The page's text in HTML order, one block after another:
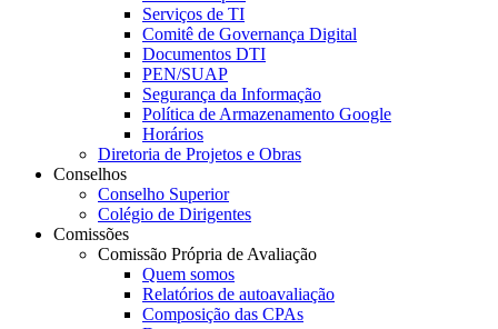
Serviços de TI
Comitê de Governança Digital
Documentos DTI
PEN/SUAP
Segurança da Informação
Política de Armazenamento Google
Horários
Diretoria de Projetos e Obras
Conselhos
Conselho Superior
Colégio de Dirigentes
Comissões
Comissão Própria de Avaliação
Quem somos
Relatórios de autoavaliação
Composição das CPAs